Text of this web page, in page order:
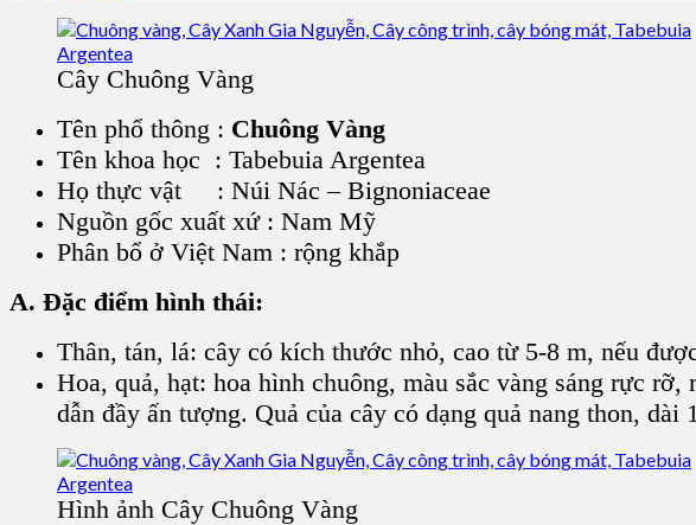
Cây Chuông Vàng
Tên phổ thông : Chuông Vàng
Tên khoa học : Tabebuia Argentea
Họ thực vật : Núi Nác – Bignoniaceae
Nguồn gốc xuất xứ : Nam Mỹ
Phân bổ ở Việt Nam : rộng khắp
A. Đặc điểm hình thái:
Thân, tán, lá: cây có kích thước nhỏ, cao từ 5-8 m, nếu
Hoa, quả, hạt: hoa hình chuông, màu sắc vàng sáng rực
dẫn đầy ấn tượng. Quả của cây có dạng quả nang thon, dài
Hình ảnh Cây Chuông Vàng